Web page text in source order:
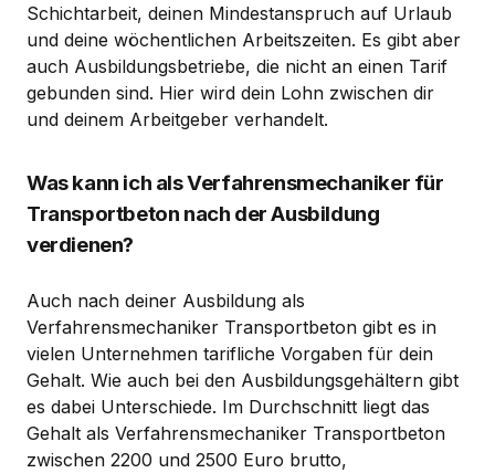
Schichtarbeit, deinen Mindestanspruch auf Urlaub
und deine wöchentlichen Arbeitszeiten. Es gibt aber
auch Ausbildungsbetriebe, die nicht an einen Tarif
gebunden sind. Hier wird dein Lohn zwischen dir
und deinem Arbeitgeber verhandelt.
Was kann ich als Verfahrensmechaniker für
Transportbeton nach der Ausbildung
verdienen?
Auch nach deiner Ausbildung als
Verfahrensmechaniker Transportbeton gibt es in
vielen Unternehmen tarifliche Vorgaben für dein
Gehalt. Wie auch bei den Ausbildungsgehältern gibt
es dabei Unterschiede. Im Durchschnitt liegt das
Gehalt als Verfahrensmechaniker Transportbeton
zwischen 2200 und 2500 Euro brutto,